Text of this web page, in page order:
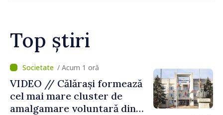
Top știri
/ Acum 16 minute
BTA: Tendința de scădere a
nivelului Dunării se menține,
iar situația hidrologică